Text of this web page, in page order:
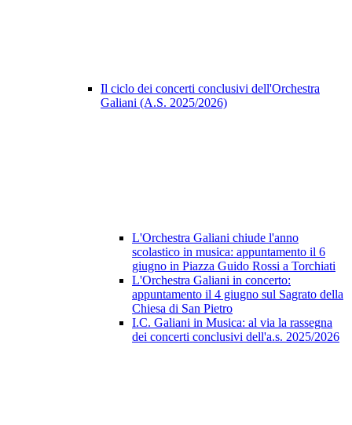
Il ciclo dei concerti conclusivi dell'Orchestra
Galiani (A.S. 2025/2026)
L'Orchestra Galiani chiude l'anno
scolastico in musica: appuntamento il 6
giugno in Piazza Guido Rossi a Torchiati
L'Orchestra Galiani in concerto:
appuntamento il 4 giugno sul Sagrato della
Chiesa di San Pietro
I.C. Galiani in Musica: al via la rassegna
dei concerti conclusivi dell'a.s. 2025/2026